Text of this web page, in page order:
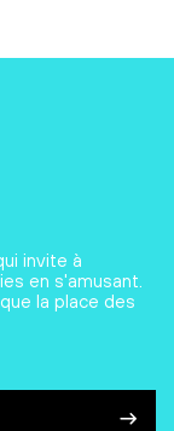
invite à
en s'amusant.
la place des